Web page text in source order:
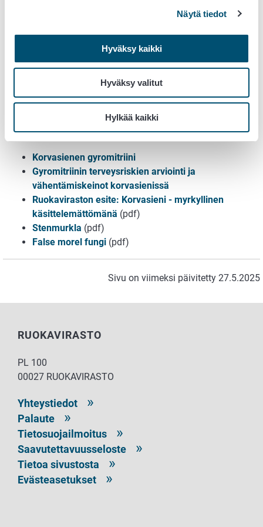
Näytä tiedot
Hyväksy kaikki
Hyväksy valitut
Hylkää kaikki
tavaraerät myynnistä. Tuotteet voidaan toimittaa uudelleen
kuntansa elintarvikevalvontaviranomaisille.
Esitteitä korvasienten käsittelyohjeista voi ladata
Ruokaviraston internetsivuilta.
Lisätietoa
Korvasienen gyromitriini
Gyromitriinin terveysriskien arviointi ja
vähentämiskeinot korvasienissä
Ruokaviraston esite: Korvasieni - myrkyllinen
käsittelemättömänä (pdf)
Stenmurkla (pdf)
False morel fungi (pdf)
Sivu on viimeksi päivitetty 27.5.2025
RUOKAVIRASTO
PL 100
00027 RUOKAVIRASTO
Yhteystiedot
Palaute
Tietosuojailmoitus
Saavutettavuusseloste
Tietoa sivustosta
Evästeasetukset